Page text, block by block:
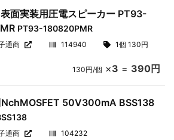
面実装用圧電スピーカー PT93-
PT93-180820PMR
通商 114940 1個 130円
130円/個 ×3 = 390円
50V300mA BSS138
通商
104232